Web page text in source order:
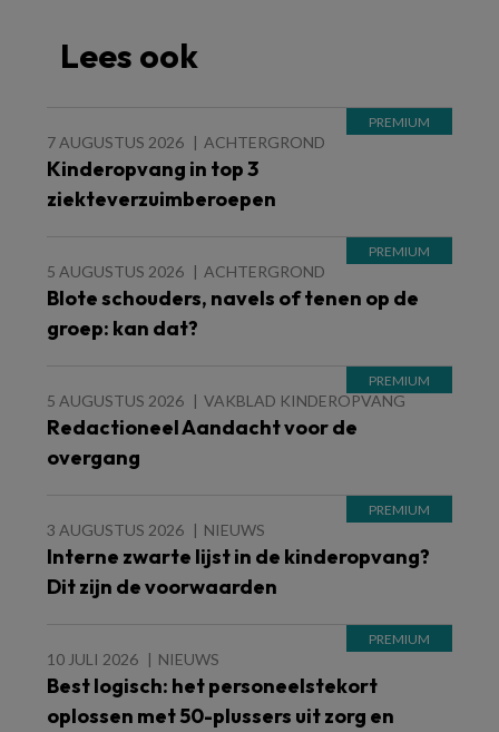
Lees ook
7 AUGUSTUS 2026 ACHTERGROND
Kinderopvang in top 3
ziekteverzuimberoepen
5 AUGUSTUS 2026 ACHTERGROND
Blote schouders, navels of tenen op de
groep: kan dat?
5 AUGUSTUS 2026 VAKBLAD KINDEROPVANG
Redactioneel Aandacht voor de
overgang
3 AUGUSTUS 2026 NIEUWS
Interne zwarte lijst in de kinderopvang?
Dit zijn de voorwaarden
10 JULI 2026 NIEUWS
Best logisch: het personeelstekort
oplossen met 50-plussers uit zorg en